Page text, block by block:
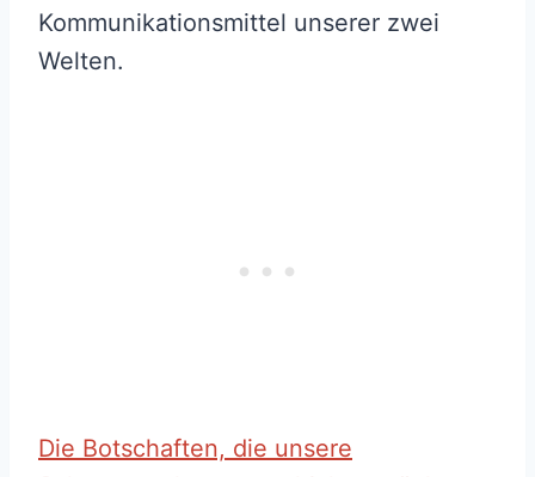
Kommunikationsmittel unserer zwei
Welten.
Die Botschaften, die unsere